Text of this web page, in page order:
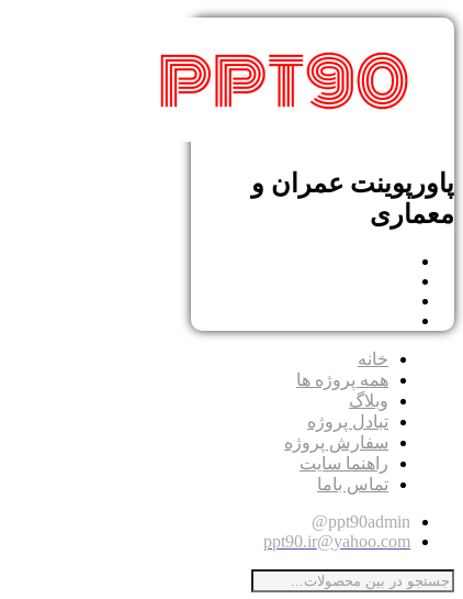
پاورپوینت عمران و
معماری
خانه
همه پروژه ها
وبلاگ
تبادل پروژه
سفارش پروژه
راهنما سایت
تماس باما
ppt90admin@
ppt90.ir@yahoo.com